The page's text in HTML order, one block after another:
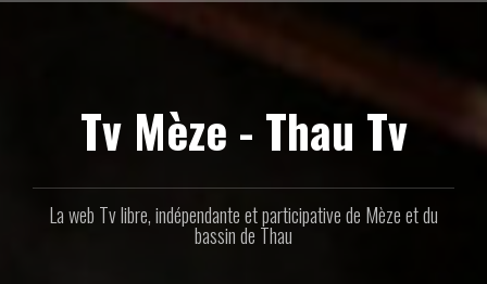
Tv Mèze - Thau Tv
La web Tv libre, indépendante et participative de Mèze et du
bassin de Thau